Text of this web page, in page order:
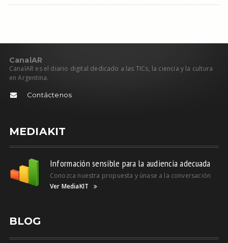
CanalAR
CanalAR es el diario digital dedicado a las TICs, la ciencia y la cultura
en Argentina.
Contáctenos
MEDIAKIT
Información sensible para la audiencia adecuada
Conozca nuestra propuesta y únase a la conversación
Ver MediaKIT
BLOG